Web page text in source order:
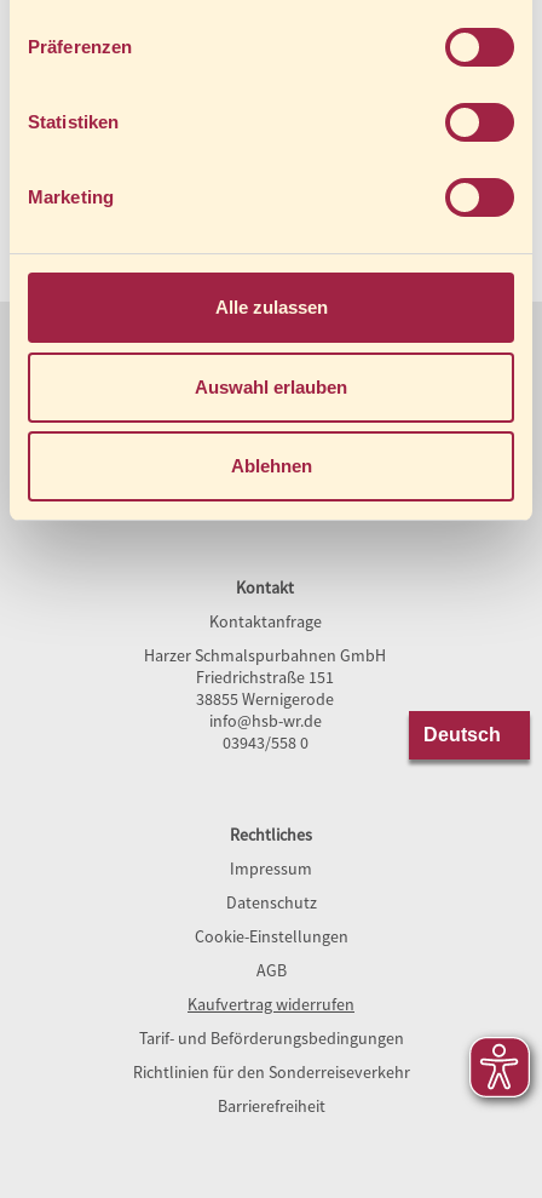
Präferenzen
Statistiken
Marketing
Alle zulassen
Auswahl erlauben
Ablehnen
AGB
Widerrufsrecht
Datenschutz
Service
Aktuelle Fahrplanänderungen
HSB vor Ort
Unternehmen
Wir über uns
Jobs und Karriere
Kontakt
Kontaktanfrage
Harzer Schmalspurbahnen GmbH
Friedrichstraße 151
38855 Wernigerode
info@hsb-wr.de
03943/558 0
Rechtliches
Impressum
Datenschutz
Cookie-Einstellungen
AGB
Kaufvertrag widerrufen
Tarif- und Beförderungsbedingungen
Richtlinien für den Sonderreiseverkehr
Barrierefreiheit